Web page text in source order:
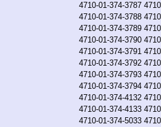
4710-01-374-3787
4710-01-374-3788
4710-01-374-3789
4710-01-374-3790
4710-01-374-3791
4710-01-374-3792
4710-01-374-3793
4710-01-374-3794
4710-01-374-4132
4710-01-374-4133
4710-01-374-5033